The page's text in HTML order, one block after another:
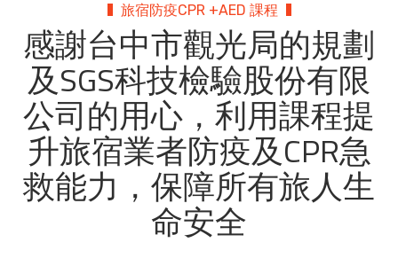
旅宿防疫CPR +AED 課程
感謝台中市觀光局的規劃
及SGS科技檢驗股份有限
公司的用心，利用課程提
升旅宿業者防疫及CPR急
救能力，保障所有旅人生
命安全